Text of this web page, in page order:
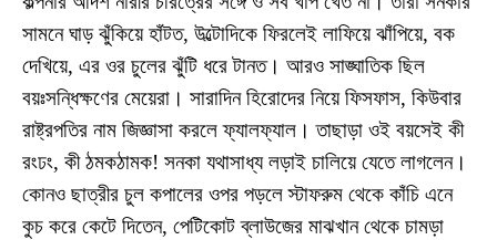
সামনে ঘাড় ঝুঁকিয়ে হাঁটত, উল্টোদিকে ফিরলেই লাফিয়ে ঝাঁপিয়ে, বক
দেখিয়ে, এর ওর চুলের ঝুঁটি ধরে টানত। আরও সাঙ্ঘাতিক ছিল
বয়ঃসন্ধিক্ষণের মেয়েরা। সারাদিন হিরোদের নিয়ে ফিসফাস, কিউবার
রাষ্ট্রপতির নাম জিজ্ঞাসা করলে ফ্যালফ্যাল। তাছাড়া ওই বয়সেই কী
রংঢং, কী ঠমকঠামক! সনকা যথাসাধ্য লড়াই চালিয়ে যেতে লাগলেন।
কোনও ছাত্রীর চুল কপালের ওপর পড়লে স্টাফরুম থেকে কাঁচি এনে
কুচ করে কেটে দিতেন, পেটিকোট ব্লাউজের মাঝখান থেকে চামড়া